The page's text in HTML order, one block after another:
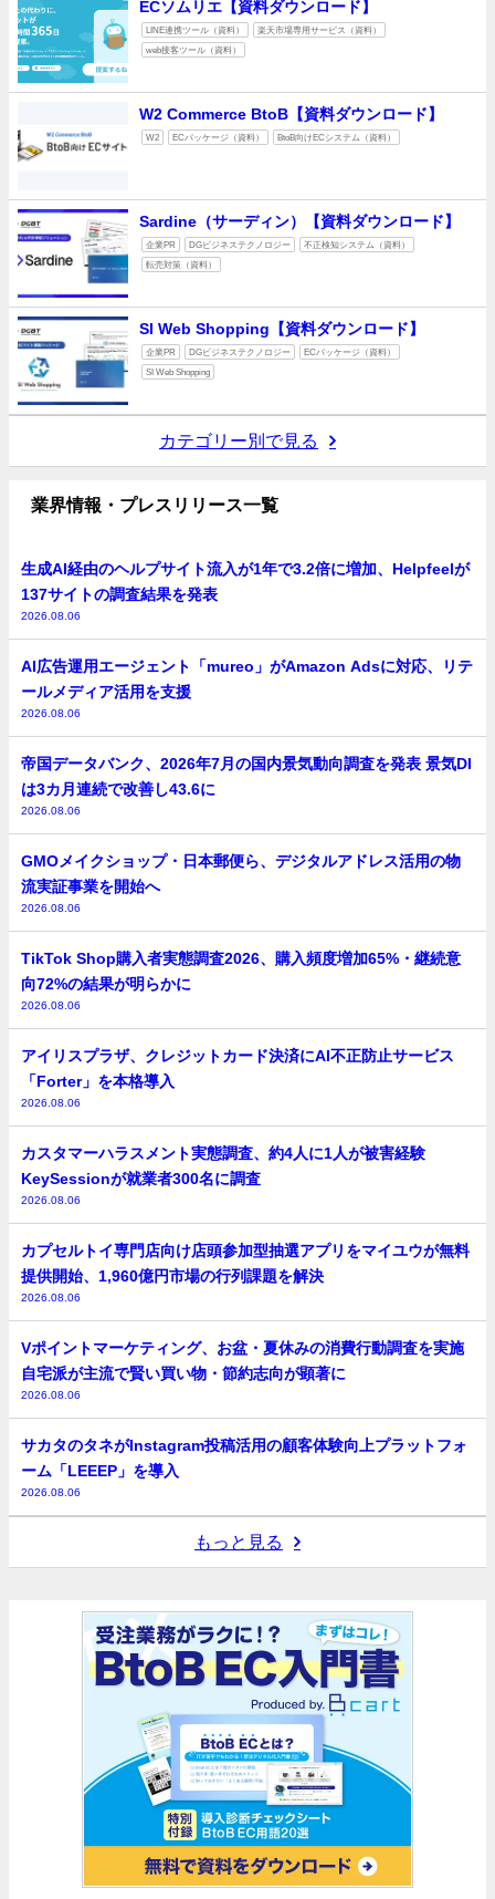
ECソムリエ【資料ダウンロード】
LINE連携ツール（資料） 楽天市場専用サービス（資料）
web接客ツール（資料）
W2 Commerce BtoB【資料ダウンロード】
W2 ECパッケージ（資料） BtoB向けECシステム（資料）
Sardine（サーディン）【資料ダウンロード】
企業PR DGビジネステクノロジー 不正検知システム（資料）
転売対策（資料）
SI Web Shopping【資料ダウンロード】
企業PR DGビジネステクノロジー ECパッケージ（資料）
SI Web Shopping
カテゴリー別で見る
業界情報・プレスリリース一覧
生成AI経由のヘルプサイト流入が1年で3.2倍に増加、Helpfeelが
137サイトの調査結果を発表
2026.08.06
AI広告運用エージェント「mureo」がAmazon Adsに対応、リテ
ールメディア活用を支援
2026.08.06
帝国データバンク、2026年7月の国内景気動向調査を発表 景気DI
は3カ月連続で改善し43.6に
2026.08.06
GMOメイクショップ・日本郵便ら、デジタルアドレス活用の物
流実証事業を開始へ
2026.08.06
TikTok Shop購入者実態調査2026、購入頻度増加65%・継続意
向72%の結果が明らかに
2026.08.06
アイリスプラザ、クレジットカード決済にAI不正防止サービス
「Forter」を本格導入
2026.08.06
カスタマーハラスメント実態調査、約4人に1人が被害経験
KeySessionが就業者300名に調査
2026.08.06
カプセルトイ専門店向け店頭参加型抽選アプリをマイユウが無料
提供開始、1,960億円市場の行列課題を解決
2026.08.06
Vポイントマーケティング、お盆・夏休みの消費行動調査を実施
自宅派が主流で賢い買い物・節約志向が顕著に
2026.08.06
サカタのタネがInstagram投稿活用の顧客体験向上プラットフォ
ーム「LEEEP」を導入
2026.08.06
もっと見る